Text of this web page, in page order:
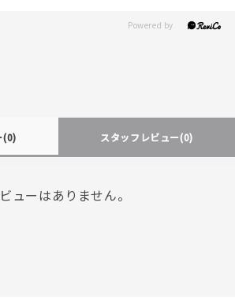
(0) スタッフレビュー(0)
ューはありません。